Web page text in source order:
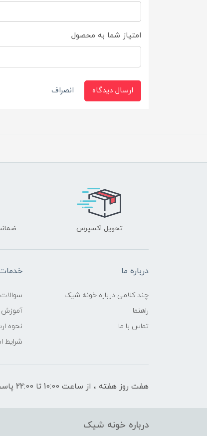
امتیاز شما به محصول
ارسال دیدگاه انصراف
تحویل اکسپرس
درباره ما
چند کلامی درباره خونه شیک
راهنما
تماس با ما
آموزش
نحوه
شرایط
هفت روز هفته ، از ساعت 10:00 تا 22:00 پاسخگوی شما هستیم
درباره خونه شیک